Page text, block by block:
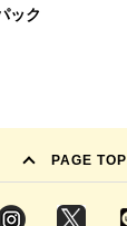
ック
PAGE TOP